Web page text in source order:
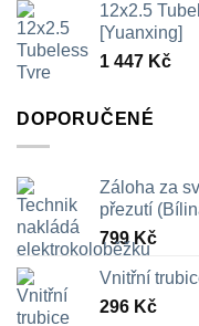
12x2.5
[Yuanxing]
1 447 Kč
DOPORUČENÉ
Záloha za
přezutí
799Kč
Vnitřní
296 Kč